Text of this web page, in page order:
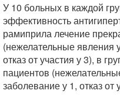
У 10 больных в каждой
эффективность
рамиприла лечение
(нежелательные явления
отказ от участия у 3), в
пациентов
заболевание у 1, отказ от